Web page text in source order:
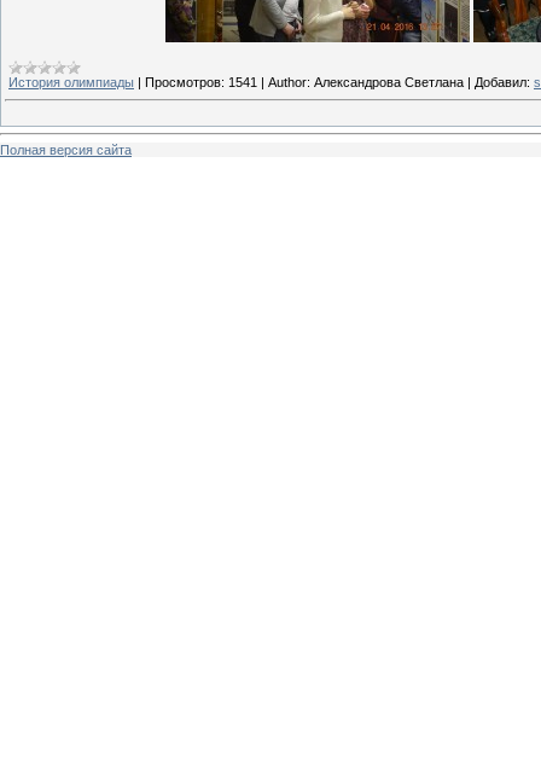
История олимпиады | Просмотров: 1541 | Author: Александрова Светлана | Добавил:
Полная версия сайта